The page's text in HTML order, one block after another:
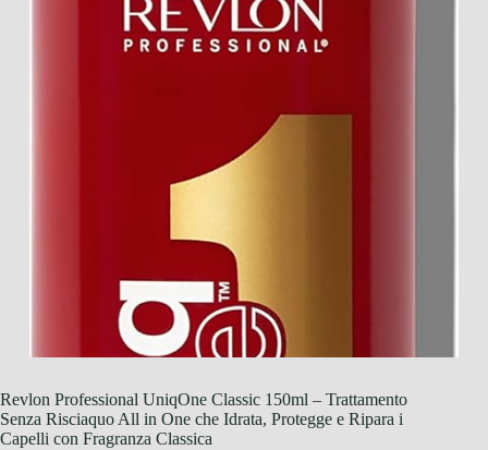
Revlon Professional UniqOne Classic 150ml – Trattamento
Senza Risciaquo All in One che Idrata, Protegge e Ripara i
Capelli con Fragranza Classica